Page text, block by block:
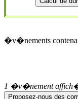
�v�nements
1 �v�nement